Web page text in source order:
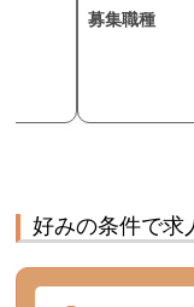
募集職種
好みの条件で求